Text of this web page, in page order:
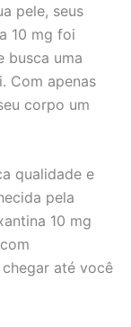
pele, seus
10 mg foi
busca uma
Com apenas
corpo um
qualidade e
pela
10 mg
até você